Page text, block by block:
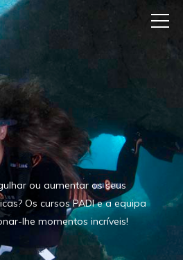
ou aumentar os seus
Os cursos PADI e a equipa
lhe momentos incríveis!